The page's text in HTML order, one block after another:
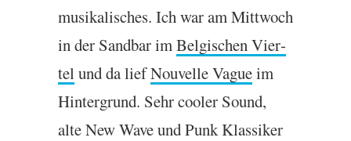
musikalisches. Ich war am Mit­twoch
in der Sand­bar imBel­gis­chen Vier­
tel und da liefNou­velle Vagueim
Hin­ter­grund. Sehr cool­er Sound,
alte New Wave und Punk Klassiker